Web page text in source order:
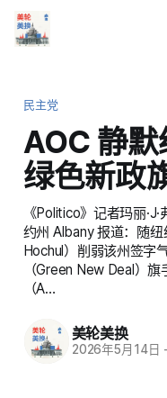
民主党
AOC 静
绿色新政
《Politico》记者玛丽
约州 Albany 报道：随
Hochul）削弱该州签字
（Green New Deal）
（A…
美轮美换
2026年5月14日